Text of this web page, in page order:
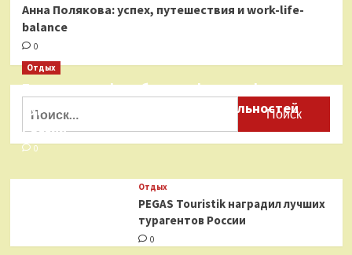
Анна Полякова: успех, путешествия и work-life-
balance
0
Отдых
Бесплатные фотобанки с фотографиями
туристических достопримечательностей
России
0
Отдых
PEGAS Touristik наградил лучших
турагентов России
0